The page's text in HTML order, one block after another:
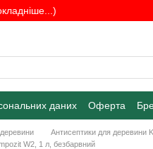
даних Оферта
Антисептики для деревини
W2, 1 л, безбарвний